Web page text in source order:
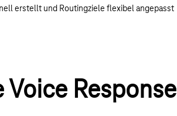
erstellt und Routingziele flexibel angepasst
Response